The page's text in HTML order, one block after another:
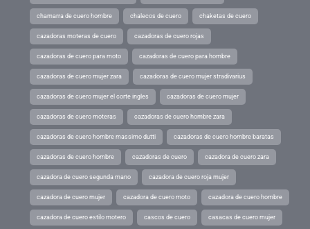
chamarra de cuero hombre chalecos de cuero chaketas de cuero
cazadoras moteras de cuero cazadoras de cuero rojas
cazadoras de cuero para moto cazadoras de cuero para hombre
cazadoras de cuero mujer zara cazadoras de cuero mujer stradivarius
cazadoras de cuero mujer el corte ingles cazadoras de cuero mujer
cazadoras de cuero moteras cazadoras de cuero hombre zara
cazadoras de cuero hombre massimo dutti cazadoras de cuero hombre baratas
cazadoras de cuero hombre cazadoras de cuero cazadora de cuero zara
cazadora de cuero segunda mano cazadora de cuero roja mujer
cazadora de cuero mujer cazadora de cuero moto cazadora de cuero hombre
cazadora de cuero estilo motero cascos de cuero casacas de cuero mujer